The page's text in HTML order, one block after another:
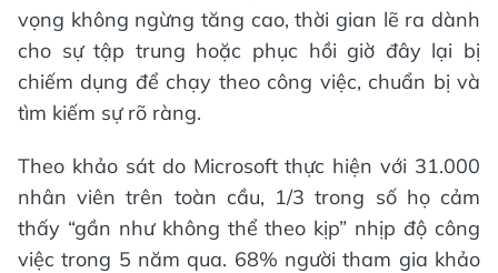
vọng không ngừng tăng cao, thời gian lẽ ra dành
cho sự tập trung hoặc phục hồi giờ đây lại bị
chiếm dụng để chạy theo công việc, chuẩn bị và
tìm kiếm sự rõ ràng.
Theo khảo sát do Microsoft thực hiện với 31.000
nhân viên trên toàn cầu, 1/3 trong số họ cảm
thấy “gần như không thể theo kịp” nhịp độ công
việc trong 5 năm qua. 68% người tham gia khảo